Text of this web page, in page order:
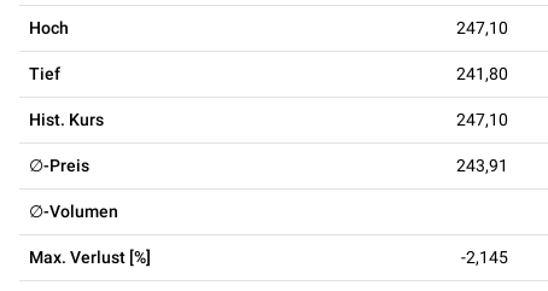
Hoch 247,10
Tief 241,80
Hist. Kurs 247,10
∅-Preis 243,91
∅-Volumen
Max. Verlust [%] -2,145